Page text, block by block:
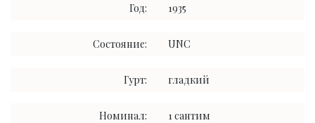
Год: 1935
Состояние: UNC
Гурт: гладкий
Номинал: 1 сантим